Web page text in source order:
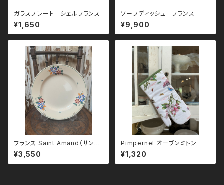
ガラスプレート シェルフランス
¥1,650
ソープディッシュ フランス
¥9,900
フランス Saint Amand（サンタ
マン）花柄プレート 23cm
¥3,550
Pimpernel オーブンミトン
¥1,320